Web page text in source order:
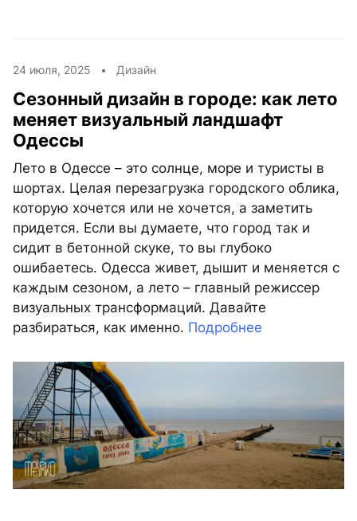
24 июля, 2025 • Дизайн
Сезонный дизайн в городе: как лето
меняет визуальный ландшафт
Одессы
Лето в Одессе – это солнце, море и туристы в
шортах. Целая перезагрузка городского облика,
которую хочется или не хочется, а заметить
придется. Если вы думаете, что город так и
сидит в бетонной скуке, то вы глубоко
ошибаетесь. Одесса живет, дышит и меняется с
каждым сезоном, а лето – главный режиссер
визуальных трансформаций. Давайте
разбираться, как именно. Подробнее